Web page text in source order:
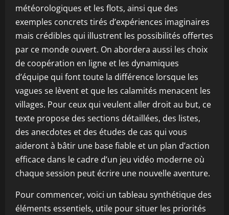
météorologiques et les flots, ainsi que des
exemples concrets tirés d’expériences imaginaires
mais crédibles qui illustrent les possibilités offertes
par ce monde ouvert. On abordera aussi les choix
de coopération en ligne et les dynamiques
d’équipe qui font toute la différence lorsque les
vagues se lèvent et que les calamités menacent les
villages. Pour ceux qui veulent aller droit au but, ce
texte propose des sections détaillées, des listes,
des anecdotes et des études de cas qui vous
aideront à bâtir une base fiable et un plan d’action
efficace dans le cadre d’un jeu vidéo moderne où
chaque session peut écrire une nouvelle aventure.
Pour commencer, voici un tableau synthétique des
éléments essentiels, utile pour situer les priorités